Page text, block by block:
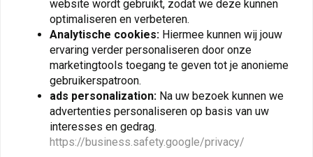
€14,95 €19,82 €124,70
View more
website wordt gebruikt, zodat we deze kunnen
optimaliseren en verbeteren.
Analytische cookies: Hiermee kunnen wij jouw
ervaring verder personaliseren door onze
marketingtools toegang te geven tot je anonieme
gebruikerspatroon.
ads personalization: Na uw bezoek kunnen we
advertenties personaliseren op basis van uw
interesses en gedrag.
https://business.safety.google/privacy/